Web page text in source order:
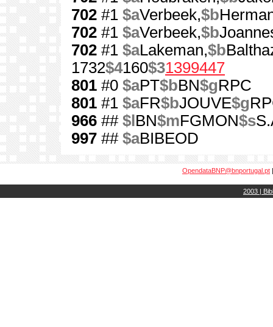
702 #1 $aVerbeek,$b
702 #1 $aVerbeek,$b
702 #1 $aLakeman,$b
1732$4160$31399447
801 #0 $aPT$bBN$gRPC
801 #1 $aFR$bJOUVE$g
966 ## $l BN$mFGMON$s
997 ## $aBIBEOD
OpendataBNP@bnportugal.pt
2003 |